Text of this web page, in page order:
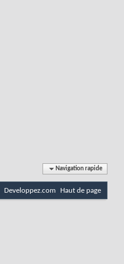
Navigation rapide
Developpez.com Haut de page